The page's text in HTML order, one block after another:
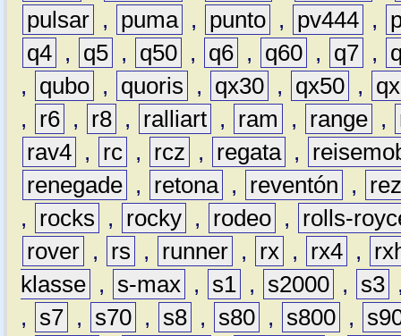
pulsar , puma , punto , pv444 ,
q4 , q5 , q50 , q6 , q60 , q7 ,
,
qubo , quoris , qx30 , qx50 ,
,
r6 , r8 , ralliart , ram , range ,
rav4 , rc , rcz , regata ,
renegade , retona , reventón ,
,
rocks , rocky , rodeo ,
rolls-
rover , rs , runner , rx , rx4 ,
klasse , s-max , s1 , s2000 , s3
,
s7 , s70 , s8 , s80 , s800 ,